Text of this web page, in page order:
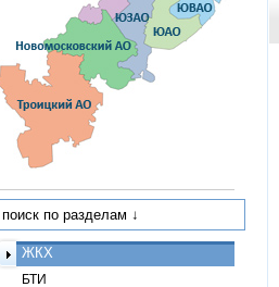
ЖКХ
БТИ